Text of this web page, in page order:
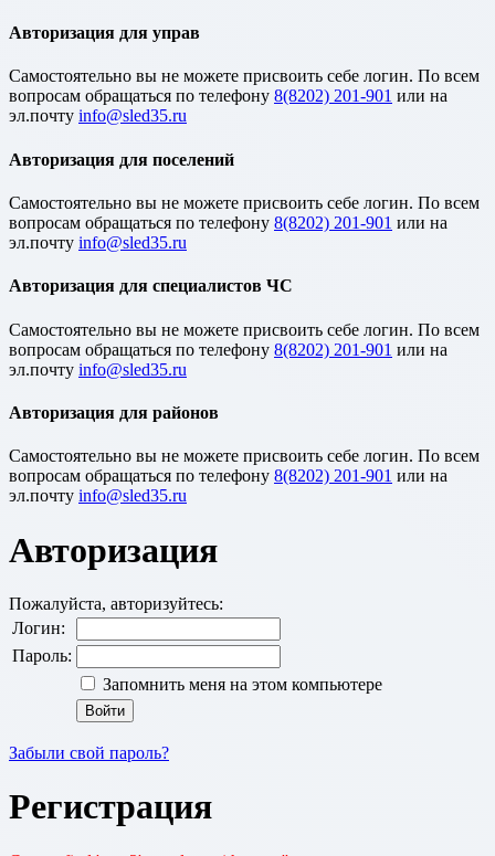
Авторизация для управ
Cамостоятельно вы не можете присвоить себе логин. По всем
вопросам обращаться по телефону 8(8202) 201-901 или на
эл.почту
Авторизация для поселений
Cамостоятельно вы не можете присвоить себе логин. По всем
вопросам обращаться по телефону 8(8202) 201-901 или на
эл.почту
Авторизация для специалистов ЧС
Cамостоятельно вы не можете присвоить себе логин. По всем
вопросам обращаться по телефону 8(8202) 201-901 или на
эл.почту
Авторизация для районов
Cамостоятельно вы не можете присвоить себе логин. По всем
вопросам обращаться по телефону 8(8202) 201-901 или на
эл.почту
Авторизация
Пожалуйста, авторизуйтесь:
Логин:
Пароль:
Запомнить меня на этом компьютере
Забыли свой пароль?
Регистрация